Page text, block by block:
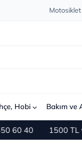
Motosiklet
Hobi Bakım ve
1500 TL ve